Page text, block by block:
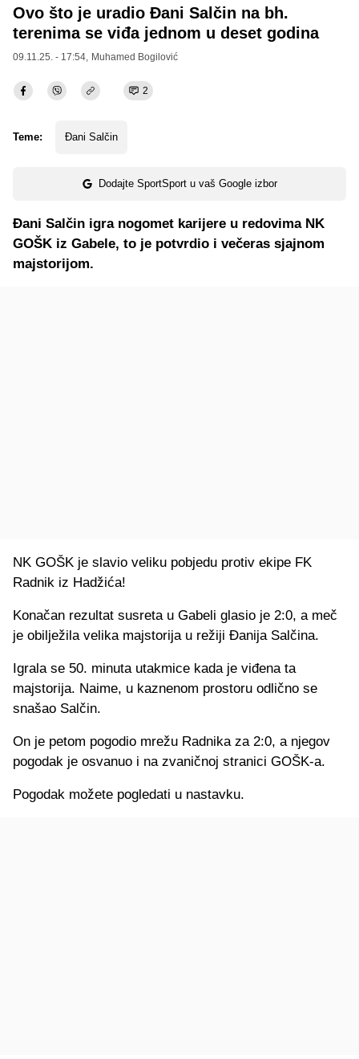
Ovo što je uradio Đani Salčin na bh.
terenima se viđa jednom u deset godina
09.11.25. - 17:54, Muhamed Bogilović
2
Teme: Đani Salčin
Dodajte SportSport u vaš Google izbor
Đani Salčin igra nogomet karijere u redovima NK
GOŠK iz Gabele, to je potvrdio i večeras sjajnom
majstorijom.
NK GOŠK je slavio veliku pobjedu protiv ekipe FK
Radnik iz Hadžića!
Konačan rezultat susreta u Gabeli glasio je 2:0, a meč
je obilježila velika majstorija u režiji Đanija Salčina.
Igrala se 50. minuta utakmice kada je viđena ta
majstorija. Naime, u kaznenom prostoru odlično se
snašao Salčin.
On je petom pogodio mrežu Radnika za 2:0, a njegov
pogodak je osvanuo i na zvaničnoj stranici GOŠK-a.
Pogodak možete pogledati u nastavku.